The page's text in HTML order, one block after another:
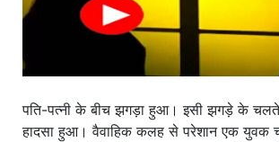
पति-पत्नी के बीच झगड़ा हुआ। इसी झगड़े के
हादसा हुआ। वैवाहिक कलह से परेशान एक युवक